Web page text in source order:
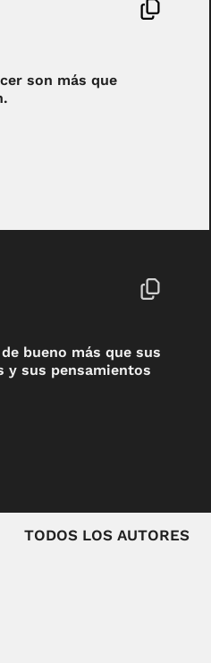
son más que
bueno más que sus
y sus pensamientos
TODOS LOS AUTORES